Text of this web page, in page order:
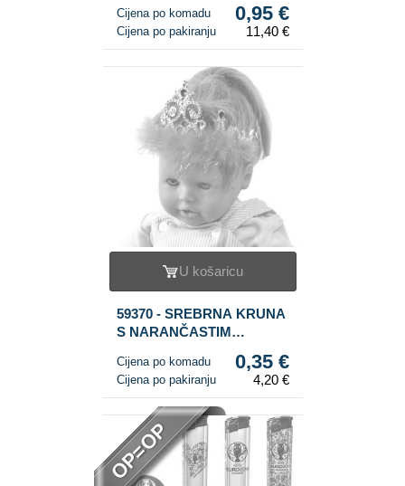
Cijena po komadu 0,95 €
Cijena po pakiranju 11,40 €
U košaricu
59370 - SREBRNA KRUNA
S NARANČASTIM
kom.)
Cijena po komadu 0,35 €
Cijena po pakiranju 4,20 €
OP=OP